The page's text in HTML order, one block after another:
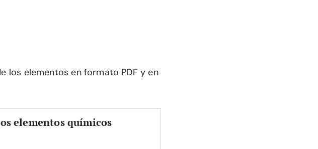
los elementos en formato PDF y en
elementos químicos